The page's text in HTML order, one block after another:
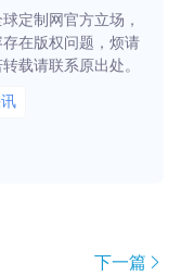
定制网官方立场，
在版权问题，烦请
载请联系原出处。
下一篇